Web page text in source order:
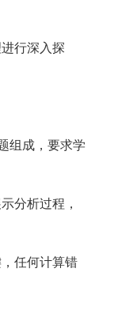
行深入探
组成，要求学
分析过程，
任何计算错